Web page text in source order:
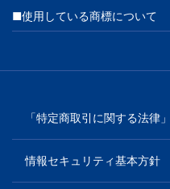
■使用している商標について
「特定商取引に関する法律
情報セキュリティ基本方針